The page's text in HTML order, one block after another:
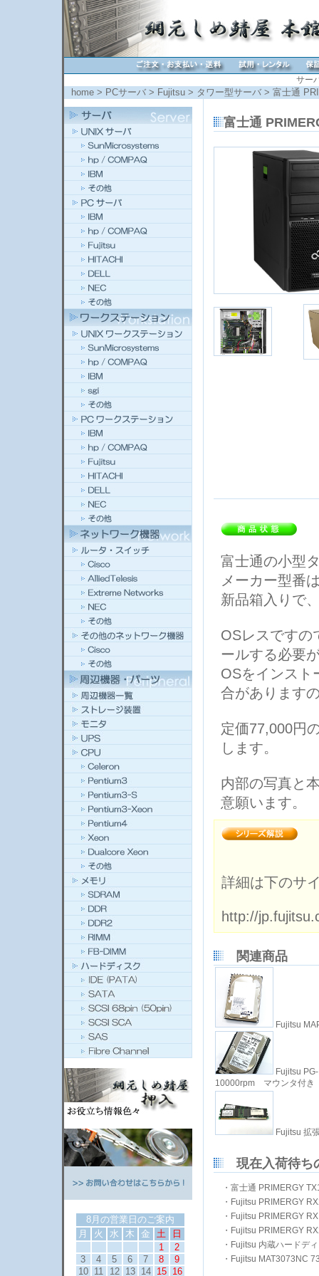
サー
home > PCサーバ > Fujitsu > タワー型サーバ > 富士通
8月の営業日のご案内
月
火 水 木 金 土
日
1
2
3
4 5 6 7 8
9
10
11 12 13 14 15 16
富士通
富士通の小型
メーカー型番
新品箱入りで
OSレスですの
ールする必要
OSをインスト
合があります
定価77,000円
します。
内部の写真と
意願います。
詳細は下のサ
http://
関連商品
Fujitsu
Fujitsu
10000rpm マウンタ付き
Fujitsu 拡
現在入荷待ち
・ 富士通 PRIMERGY
・ Fujitsu PRIMERGY
・ Fujitsu PRIMERGY
・ Fujitsu PRIMERGY
・ Fujitsu 内蔵ハードデ
・ Fujitsu MAT3073NC